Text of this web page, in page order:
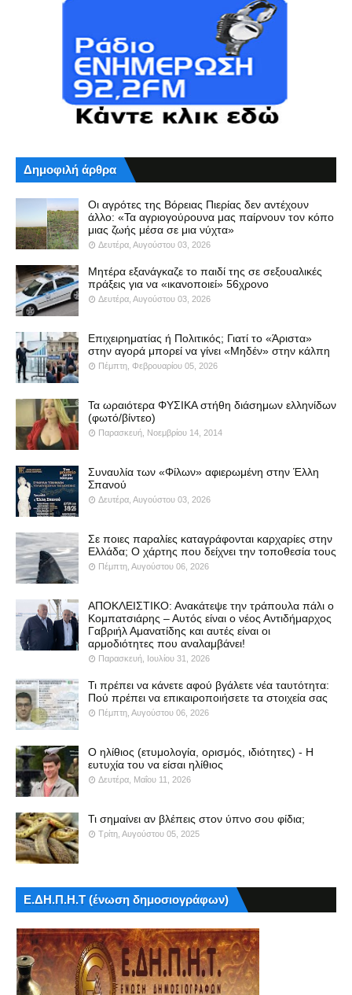
Δημοφιλή άρθρα
Οι αγρότες της Βόρειας Πιερίας δεν αντέχουν
άλλο: «Τα αγριογούρουνα μας παίρνουν τον κόπο
μιας ζωής μέσα σε μια νύχτα»
Δευτέρα, Αυγούστου 03, 2026
Μητέρα εξανάγκαζε το παιδί της σε σεξουαλικές
πράξεις για να «ικανοποιεί» 56χρονο
Δευτέρα, Αυγούστου 03, 2026
Επιχειρηματίας ή Πολιτικός; Γιατί το «Άριστα»
στην αγορά μπορεί να γίνει «Μηδέν» στην κάλπη
Πέμπτη, Φεβρουαρίου 05, 2026
Τα ωραιότερα ΦΥΣΙΚΑ στήθη διάσημων ελληνίδων
(φωτό/βίντεο)
Παρασκευή, Νοεμβρίου 14, 2014
Συναυλία των «Φίλων» αφιερωμένη στην Έλλη
Σπανού
Δευτέρα, Αυγούστου 03, 2026
Σε ποιες παραλίες καταγράφονται καρχαρίες στην
Ελλάδα; Ο χάρτης που δείχνει την τοποθεσία τους
Πέμπτη, Αυγούστου 06, 2026
ΑΠΟΚΛΕΙΣΤΙΚΟ: Ανακάτεψε την τράπουλα πάλι ο
Κομπατσιάρης – Αυτός είναι ο νέος Αντιδήμαρχος
Γαβριήλ Αμανατίδης και αυτές είναι οι
αρμοδιότητες που αναλαμβάνει!
Παρασκευή, Ιουλίου 31, 2026
Τι πρέπει να κάνετε αφού βγάλετε νέα ταυτότητα:
Πού πρέπει να επικαιροποιήσετε τα στοιχεία σας
Πέμπτη, Αυγούστου 06, 2026
Ο ηλίθιος (ετυμολογία, ορισμός, ιδιότητες) - Η
ευτυχία του να είσαι ηλίθιος
Δευτέρα, Μαΐου 11, 2026
Τι σημαίνει αν βλέπεις στον ύπνο σου φίδια;
Τρίτη, Αυγούστου 05, 2025
Ε.ΔΗ.Π.Η.Τ (ένωση δημοσιογράφων)